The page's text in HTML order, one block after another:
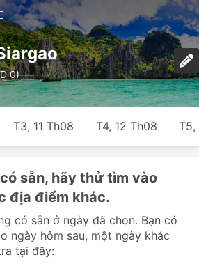
0)
T3, 11 Th08 T4, 12 Th08 T5,
sẵn, hãy thử tìm vào
địa điểm khác.
có sẵn ở ngày đã chọn. Bạn có
ngày hôm sau, một ngày khác
tại đây: